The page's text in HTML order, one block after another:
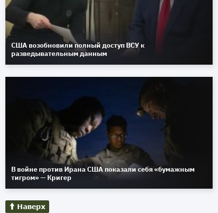
США возобновили полный доступ ВСУ к
разведывательным данным
В войне против Ирана США показали себя «бумажным
тигром» — Кригер
Наверх